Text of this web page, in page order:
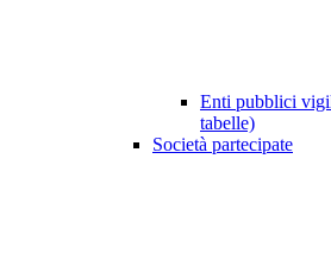
Enti pubblici
tabelle)
Società partecipate